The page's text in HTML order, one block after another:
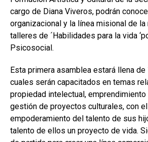
cargo de Diana Viveros, podrán
organizacional y la línea misional de
talleres de ´Habilidades para la vida
Psicosocial.
Esta primera asamblea estará llena de
cuales serán capacitados en temas
propiedad intelectual,
gestión de proyectos culturales, con
empoderamiento del talento de sus
talento de ellos un proyecto de vida.